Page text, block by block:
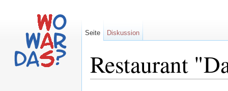
Restaurant
Seite Diskussion